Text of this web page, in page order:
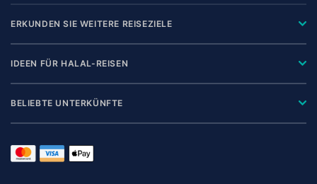
ERKUNDEN SIE WEITERE REISEZIELE
IDEEN FÜR HALAL-REISEN
BELIEBTE UNTERKÜNFTE